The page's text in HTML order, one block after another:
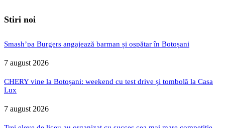
Stiri noi
Smash’pa Burgers angajează barman și ospătar în Botoșani
7 august 2026
CHERY vine la Botoșani: weekend cu test drive și tombolă la Casa
Lux
7 august 2026